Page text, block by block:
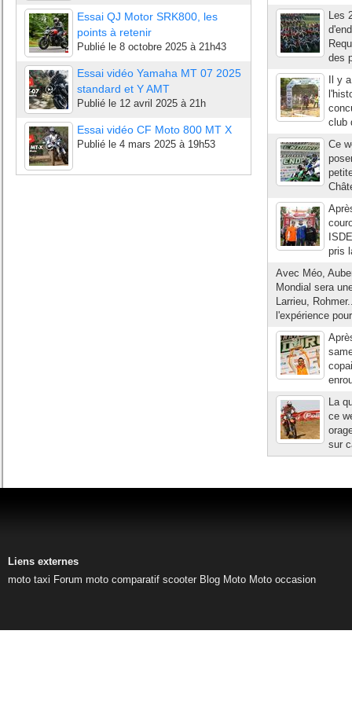
Essai QJ Motor SRK800, les
points à retenir
Publié le 8 octobre 2025 à 21h43
Essai vidéo Yamaha MT 07 2025
standard et Y AMT
Publié le 12 avril 2025 à 21h
Essai vidéo CF Moto 800 MT X
Publié le 4 mars 2025 à 19h53
Les
des
Il y
club
Ce
pris
Avec Méo,
Mondial sera
Larrieu,
l'expérience
La
ce
sur
Liens externes
moto taxi Forum moto comparatif scooter Blog Moto Moto occasion